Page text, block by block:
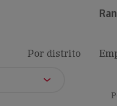
Por distrito